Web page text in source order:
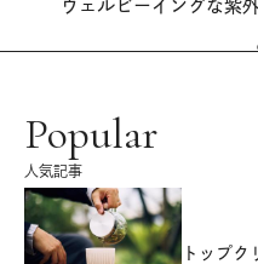
ウェルビーイングな紫
Popular
人気記事
トップ